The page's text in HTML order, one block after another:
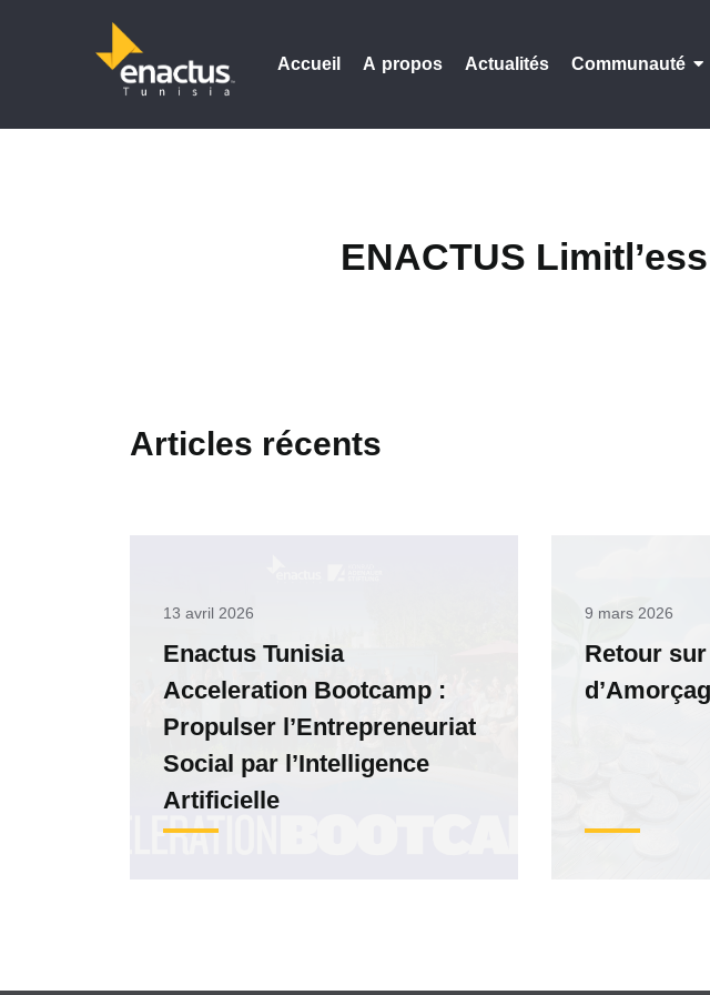
Accueil A propos Actualités Communauté
ENACTUS
Articles récents
13 avril 2026
Enactus Tunisia
Acceleration Bootcamp :
Propulser l’Entrepreneuriat
Social par l’Intelligence
Artificielle
9 mars 2026
Retour